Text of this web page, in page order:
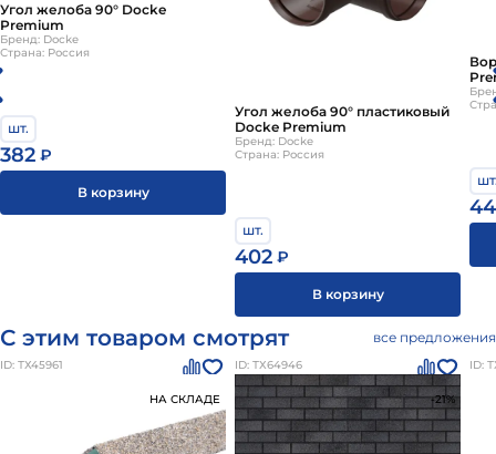
Угол желоба 90° Docke
Premium
Бренд: Docke
Страна: Россия
шт.
382 ₽
В корзину
Угол желоба 90° пластиковый
Docke Premium
Бренд: Docke
Страна: Россия
шт.
402 ₽
В корзину
С этим товаром смотрят все предложения
ID: ТХ45961
НА СКЛАДЕ
ID: ТХ64946
-21%
ID: